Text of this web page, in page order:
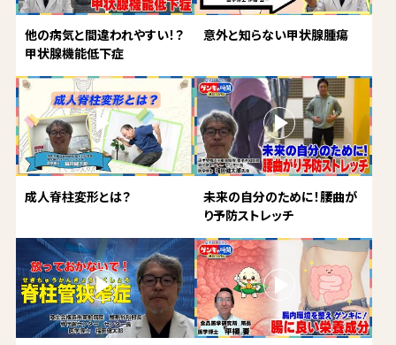
他の病気と間違われやすい！？
甲状腺機能低下症
意外と知らない甲状腺腫瘍
成人脊柱変形とは？
未来の自分のために！腰曲が
り予防ストレッチ